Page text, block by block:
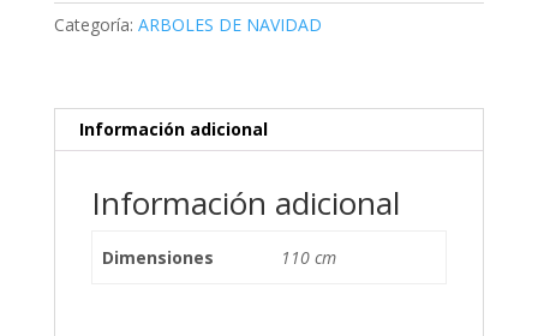
Categoría: ARBOLES DE NAVIDAD
Información adicional
Información adicional
Dimensiones 110 cm